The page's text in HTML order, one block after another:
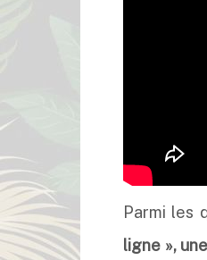
Parmi les
ligne »,